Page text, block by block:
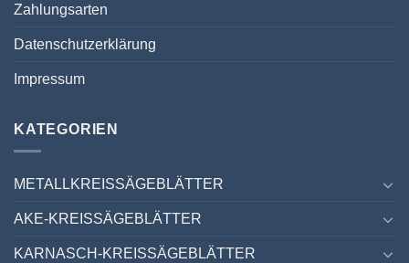
Zahlungsarten
Datenschutzerklärung
Impressum
KATEGORIEN
METALLKREISSÄGEBLÄTTER
AKE-KREISSÄGEBLÄTTER
KARNASCH-KREISSÄGEBLÄTTER